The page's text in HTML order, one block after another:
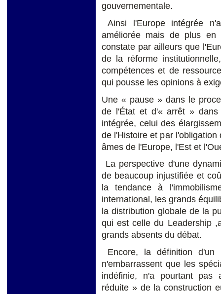
gouvernementale.
Ainsi l'Europe intégrée
améliorée mais de plus en
constate par ailleurs que
de la réforme
compétences et de
qui pousse les opinions à
Une « pause » dans le
de l'État et d'« arrêt » dans
intégrée, celui des
de l'Histoire et par
âmes de l'Europe, l'Est et
La perspective d'une
de beaucoup injustifiée et
la tendance à
international, les grands
la distribution globale de la
qui est celle du Leadership
grands absents du débat.
Encore, la définition d'un
n'embarrassent que les
indéfinie, n'a pourtant
réduite » de la construction